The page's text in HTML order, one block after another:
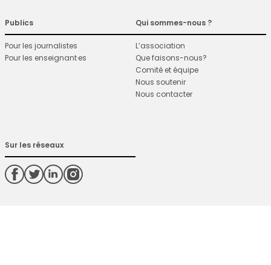
Publics
Pour les journalistes
Pour les enseignant·es
Qui sommes-nous ?
L’association
Que faisons-nous?
Comité et équipe
Nous soutenir
Nous contacter
Sur les réseaux